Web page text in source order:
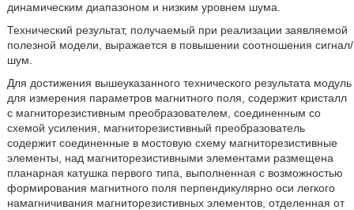
динамическим диапазоном и низким уровнем шума.
Технический результат, получаемый при реализации заявляемой
полезной модели, выражается в повышении соотношения сигнал/
шум.
Для достижения вышеуказанного технического результата модуль
для измерения параметров магнитного поля, содержит кристалл
с магниторезистивным преобразователем, соединенным со
схемой усиления, магниторезистивный преобразователь
содержит соединенные в мостовую схему магниторезистивные
элементы, над магниторезистивными элементами размещена
планарная катушка первого типа, выполненная с возможностью
формирования магнитного поля перпендикулярно оси легкого
намагничивания магниторезистивных элементов, отделенная от